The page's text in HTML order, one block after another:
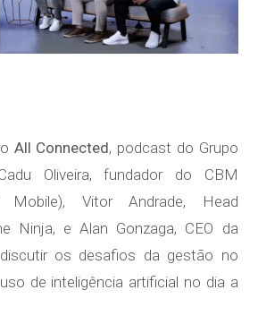
All Connected, podcast do Grupo
Oliveira, fundador do CBM
Mobile), Vitor Andrade, Head
Ninja, e Alan Gonzaga, CEO da
os desafios da gestão no
de inteligência artificial no dia a